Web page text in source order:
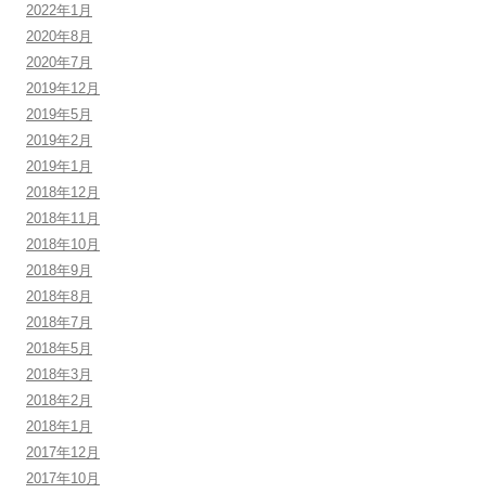
2022年1月
2020年8月
2020年7月
2019年12月
2019年5月
2019年2月
2019年1月
2018年12月
2018年11月
2018年10月
2018年9月
2018年8月
2018年7月
2018年5月
2018年3月
2018年2月
2018年1月
2017年12月
2017年10月